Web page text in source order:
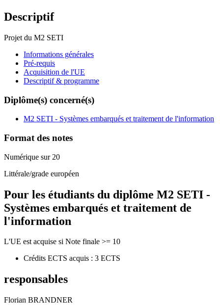
Descriptif
Projet du M2 SETI
Informations générales
Pré-requis
Acquisition de l'UE
Descriptif & programme
Diplôme(s) concerné(s)
M2 SETI - Systèmes embarqués et traitement de l'information
Format des notes
Numérique sur 20
Littérale/grade européen
Pour les étudiants du diplôme M2 SETI -
Systèmes embarqués et traitement de
l'information
L'UE est acquise si Note finale >= 10
Crédits ECTS acquis : 3 ECTS
responsables
Florian BRANDNER